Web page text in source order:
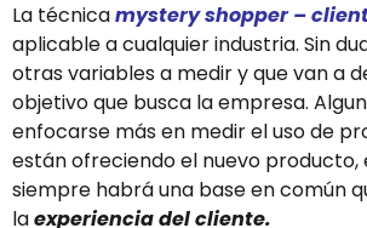
La técnicamystery shopper –
aplicable a cualquier industria. Sin
otras variables a medir y que van a
objetivo que busca la empresa.
enfocarse más en medir el uso de
están ofreciendo el nuevo
siempre habrá una base en común
laexperiencia del cliente.